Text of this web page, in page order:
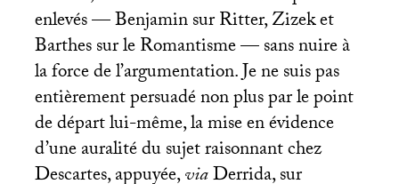
enlevés — Benjamin sur Ritter, Zizek et
Barthes sur le Romantisme — sans nuire à
la force de l’argumentation. Je ne suis pas
entièrement persuadé non plus par le point
de départ lui-même, la mise en évidence
d’une auralité du sujet raisonnant chez
Descartes, appuyée,viaDerrida, sur